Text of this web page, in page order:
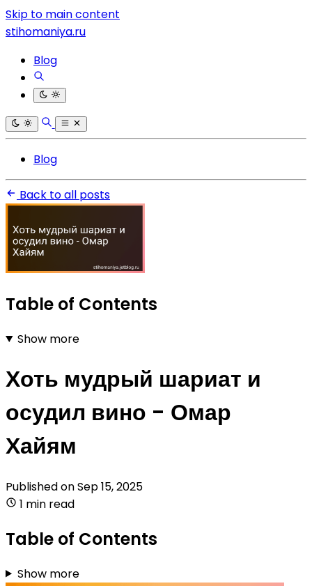
Skip to main content
stihomaniya.ru
Blog
Blog
Back to all posts
Table of Contents
Show more
Хоть мудрый шариат и
осудил вино - Омар
Хайям
Published onSep 15, 2025
1 min read
Table of Contents
Show more